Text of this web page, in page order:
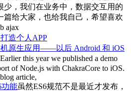
少，我们在业务中，数据交互用的
篇给大家，也给我自己，希望喜欢
ajax
造个人APP
机原生应用——以后 Android 和 iOS
Earlier this year we published a demo
of Node.js with ChakraCore to iOS.
article,
功能虽然ES6规范不是最近才发布，